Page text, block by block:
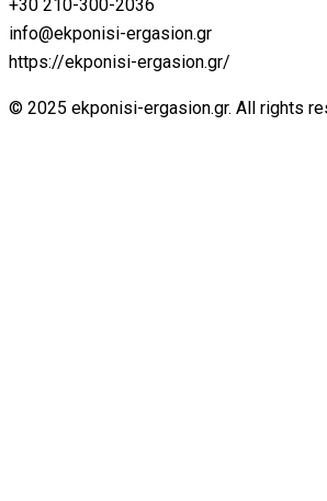
+30 210-300-2036
info@ekponisi-ergasion.gr
https://ekponisi-ergasion.gr/
© 2025 ekponisi-ergasion.gr. All rights